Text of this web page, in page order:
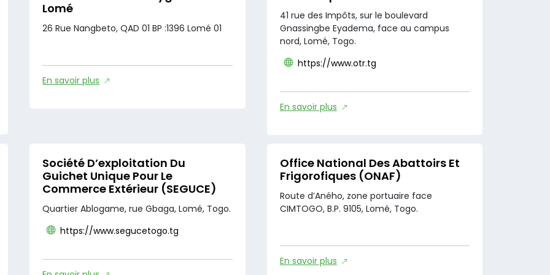
Lomé
26 Rue Nangbeto, QAD 01 BP :1396 Lomé 01
En savoir plus
41 rue des Impôts, sur le boulevard
Gnassingbe Eyadema, face au campus
nord, Lomé, Togo.
https://www.otr.tg
En savoir plus
Société D’exploitation Du
Guichet Unique Pour Le
Commerce Extérieur (SEGUCE)
Quartier Ablogame, rue Gbaga, Lomé, Togo.
https://www.segucetogo.tg
Office National Des Abattoirs Et
Frigorofiques (ONAF)
Route d’Aného, zone portuaire face
CIMTOGO, B.P. 9105, Lomé, Togo.
En savoir plus